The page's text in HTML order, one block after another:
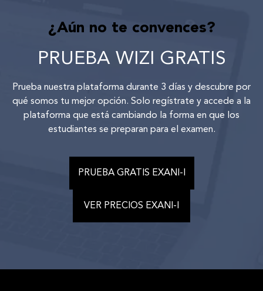
¿Aún no te convences?
PRUEBA WIZI GRATIS
Prueba nuestra plataforma durante 3 días y descubre por
qué somos tu mejor opción. Solo regístrate y accede a la
plataforma que está cambiando la forma en que los
estudiantes se preparan para el examen.
PRUEBA GRATIS EXANI-I
VER PRECIOS EXANI-I